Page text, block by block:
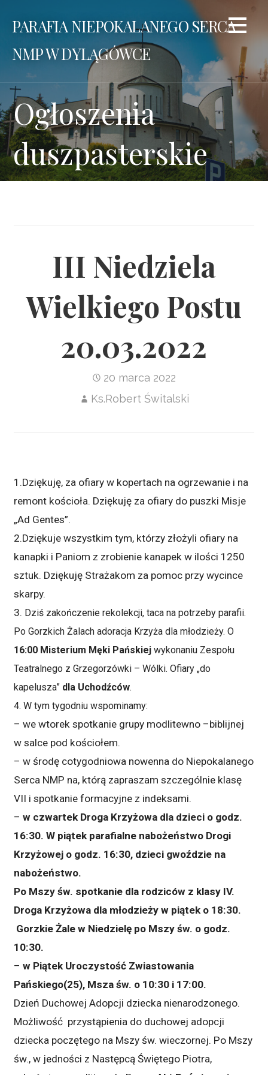
PARAFIA NIEPOKALANEGO SERCA
NMP W DYLĄGÓWCE
Ogłoszenia
duszpasterskie
III Niedziela
Wielkiego Postu
20.03.2022
20 marca 2022
Ks.Robert Świtalski
1.Dziękuję, za ofiary w kopertach na ogrzewanie i na
remont kościoła. Dziękuję za ofiary do puszki Misje
„Ad Gentes”.
2.Dziękuje wszystkim tym, którzy złożyli ofiary na
kanapki i Paniom z zrobienie kanapek w ilości 1250
sztuk. Dziękuję Strażakom za pomoc przy wycince
skarpy.
3. Dziś zakończenie rekolekcji, taca na potrzeby parafii.
Po Gorzkich Żalach adoracja Krzyża dla młodzieży. O
16:00 Misterium Męki Pańskiej wykonaniu Zespołu
Teatralnego z Grzegorzówki – Wólki. Ofiary „do
kapelusza” dla Uchodźców.
4.W tym tygodniu wspominamy:
– we wtorek spotkanie grupy modlitewno –biblijnej
w salce pod kościołem.
– w środę cotygodniowa nowenna do Niepokalanego
Serca NMP na, którą zapraszam szczególnie klasę
VII i spotkanie formacyjne z indeksami.
– w czwartek Droga Krzyżowa dla dzieci o godz.
16:30. W piątek parafialne nabożeństwo Drogi
Krzyżowej o godz. 16:30, dzieci gwoździe na
nabożeństwo.
Po Mszy św. spotkanie dla rodziców z klasy IV.
Droga Krzyżowa dla młodzieży w piątek o 18:30.
Gorzkie Żale w Niedzielę po Mszy św. o godz.
10:30.
– w Piątek Uroczystość Zwiastowania
Pańskiego(25), Msza św. o 10:30 i 17:00.
Dzień Duchowej Adopcji dziecka nienarodzonego.
Możliwość przystąpienia do duchowej adopcji
dziecka poczętego na Mszy św. wieczornej. Po Mszy
św., w jedności z Następcą Świętego Piotra,